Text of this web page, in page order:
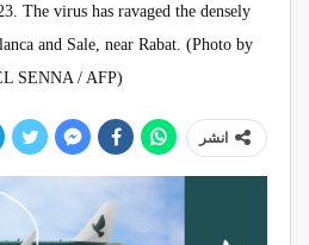
The virus has ravaged the densely
and Sale, near Rabat. (Photo by
SENNA / AFP)
انشر